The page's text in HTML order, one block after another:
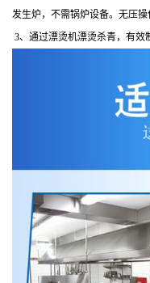
发生炉，不需锅炉设备。无压
3、通过漂烫机漂烫杀青，有